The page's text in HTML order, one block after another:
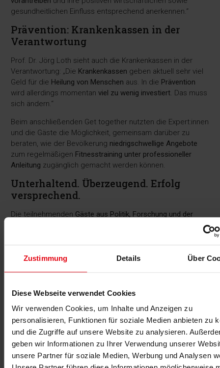
Zustimmung Details Über
Diese Webseite verwendet Cookies
Wir verwenden Cookies, um Inhalte und Anzeigen zu
personalisieren, Funktionen für soziale Medien anbieten zu
und die Zugriffe auf unsere Website zu analysieren.
geben wir Informationen zu Ihrer Verwendung unserer
unsere Partner für soziale Medien, Werbung und Analysen
gesundheitlichen Einfluss entsprechend anerkennen.“
Prävention: Krankenkassen in der
Verantwortung
Prof. Dr. Jörg Loth sieht auch die Krankenkassen in der
Verantwortung: „Die Krankenkassen geben aktuell sehr viel
Geld für die Heilung von Menschen aus. In die Prävention
wird allerdings momentanviel zu wenig investiert. Das muss
sich ändern.“
Beim anschließenden Get together nutzten die Expert:innen
und die Gäste die Möglichkeit, gemeinsam darüber zu
beraten, wie der Bevölkerung niedrigschwellige Angebote
zum regelmäßigen Fitnesstraining unter professioneller
Anleitung zugänglich gemacht werden können.
Unterhaltend. Überzeugend. Erfolg
versprechend.
Die teilnehmenden Gäste aus Politik, Forschung und der
„Fitmach-Aktion“ beeindruckt.
Prof. Dr. Rüdiger Reer, Professor am Institut für